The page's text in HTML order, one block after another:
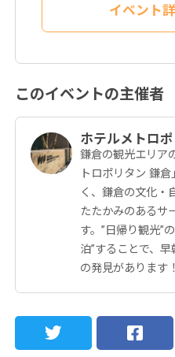
イベント
このイベントの主催者
ホテルメトロ
鎌倉の観光エリア
トロポリタン 鎌
く、鎌倉の文化・
たたかみのあるサ
す。”日帰り観光”
泊”することで、
の発見があります！